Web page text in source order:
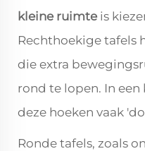
kleine ruimte is
Rechthoekige tafels
die extra
rond te lopen. In
deze hoeken vaak
Ronde tafels, zoals